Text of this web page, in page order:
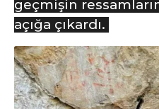
geçmişin
açığa çıkardı.